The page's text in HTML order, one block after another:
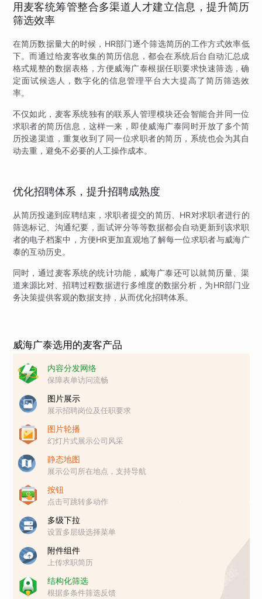
用麦客统筹管整合多渠道人才建立信息，提升简历
筛选效率
在简历数据量大的时候，HR部门逐个筛选简历的工作方式效率低
下。而通过给麦客收集的简历信息，都会在系统后台自动汇总成
格式规整的数据表格，方便威海广泰根据任职要求快速筛选，确
定面试候选人，数字化的信息管理平台大大提高了简历筛选效
率。
不仅如此，麦客系统独有的联系人管理模块还会智能合并同一位
求职者的简历信息，这样一来，即使威海广泰同时开放了多个简
历投递渠道，重复收到了同一位求职者的简历，系统也会为其自
动去重，避免不必要的人工操作成本。
优化招聘体系，提升招聘成熟度
从简历投递到应聘结束，求职者提交的简历、HR对求职者进行的
筛选标记、沟通纪要，面试评分等等数据都会自动更新到该求职
者的电子档案中，方便HR更加直观地了解每一位求职者与威海广
泰的互动历史。
同时，通过麦客系统的统计功能，威海广泰还可以就简历量、渠
道来源比对、招聘过程数据进行多维度的数据分析，为HR部门业
务决策提供客观的数据支持，从而优化招聘体系。
威海广泰选用的麦客产品
内容分发网络
保障表单访问流畅
图片展示
展示招聘岗位及任职要求
图片轮播
幻灯片式展示公司风采
静态地图
展示公司所在地点，支持导航
按钮
点击可跳转多动作
多级下拉
设置多层级选择菜单
附件组件
上传求职简历
结构化筛选
根据多条件筛选反馈